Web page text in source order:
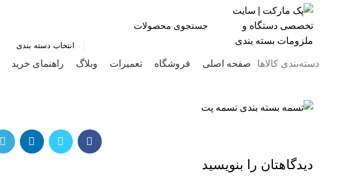
انتخاب دسته بندی
دسته‌بندی کالاها صفحه اصلی فروشگاه تعمیرات وبلاگ راهنمای خرید
دیدگاهتان را بنویسید